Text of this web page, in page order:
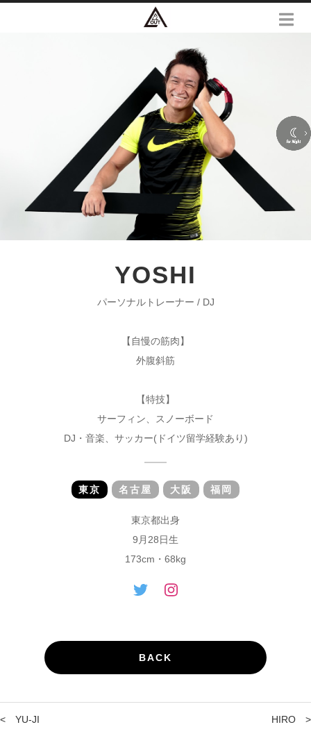
YOSHI
パーソナルトレーナー / DJ
【自慢の筋肉】
外腹斜筋
【特技】
サーフィン、スノーボード
DJ・音楽、サッカー(ドイツ留学経験あり)
東京 名古屋 大阪 福岡
東京都出身
9月28日生
173cm・68kg
BACK
< YU-JI HIRO >